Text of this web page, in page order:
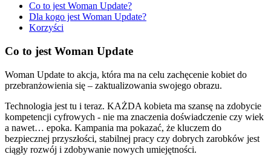
Co to jest Woman Update?
Dla kogo jest Woman Update?
Korzyści
Co to jest Woman Update
Woman Update to akcja, która ma na celu zachęcenie kobiet do
przebranżowienia się – zaktualizowania swojego obrazu.
Technologia jest tu i teraz. KAŻDA kobieta ma szansę na zdobycie
kompetencji cyfrowych - nie ma znaczenia doświadczenie czy wiek
a nawet… epoka. Kampania ma pokazać, że kluczem do
bezpiecznej przyszłości, stabilnej pracy czy dobrych zarobków jest
ciągły rozwój i zdobywanie nowych umiejętności.